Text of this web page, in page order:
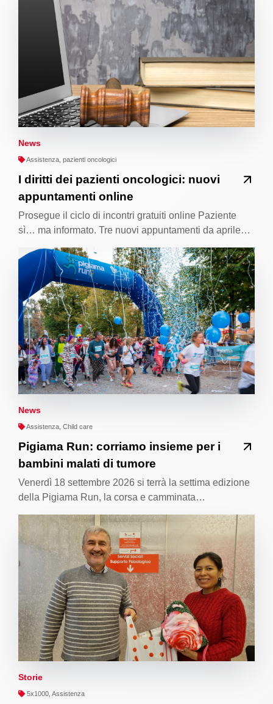
News
Assistenza, pazienti oncologici
I diritti dei pazienti oncologici: nuovi
appuntamenti online
Prosegue il ciclo di incontri gratuiti online Paziente
sì… ma informato. Tre nuovi appuntamenti da aprile…
News
Assistenza, Child care
Pigiama Run: corriamo insieme per i
bambini malati di tumore
Venerdì 18 settembre 2026 si terrà la settima edizione
della Pigiama Run, la corsa e camminata…
Storie
5x1000, Assistenza